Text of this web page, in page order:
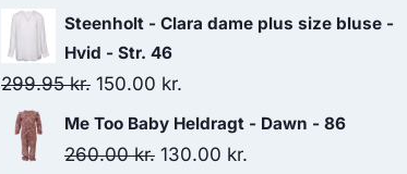
price
was:
200.00 kr..
price
Steenholt - Clara dame plus size bluse -
Hvid - Str. 46
299.95kr. Original
price
was:
150.00 kr.
price
is:
Me Too Baby Heldragt - Dawn - 86
260.00kr. Original
130.00 kr.